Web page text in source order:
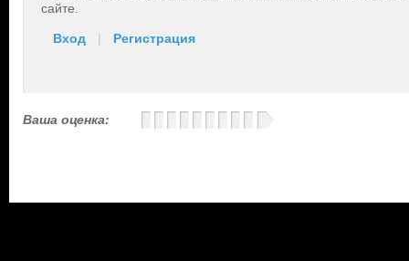
сайте.
Вход | Регистрация
Ваша оценка: